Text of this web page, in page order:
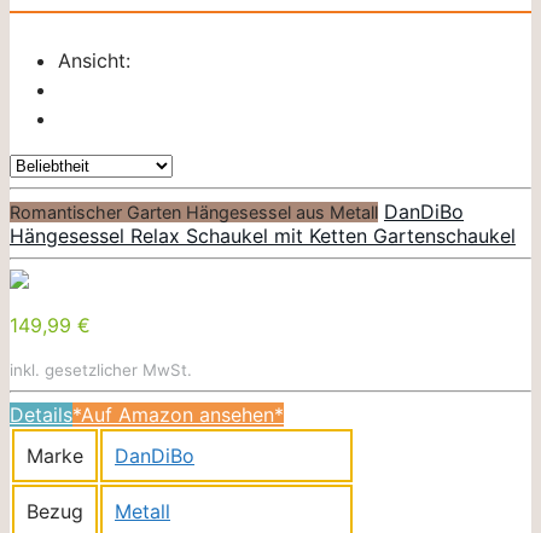
Ansicht:
Romantischer Garten Hängesessel aus Metall DanDiBo
Hängesessel Relax Schaukel mit Ketten Gartenschaukel
149,99 €
inkl. gesetzlicher MwSt.
Details*Auf Amazon ansehen*
Marke
DanDiBo
Bezug Metall